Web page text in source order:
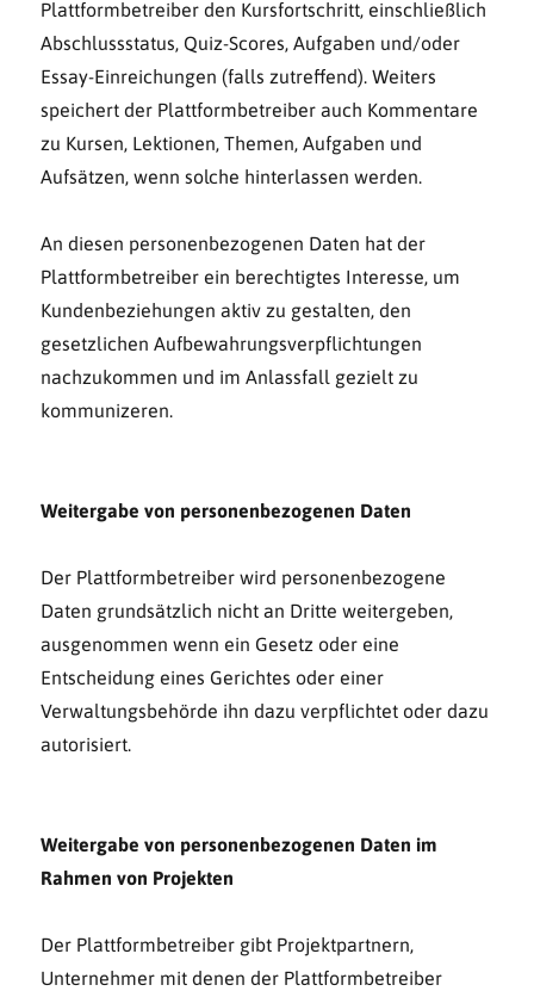
Plattformbetreiber den Kursfortschritt, einschließlich
Abschlussstatus, Quiz-Scores, Aufgaben und/oder
Essay-Einreichungen (falls zutreffend). Weiters
speichert der Plattformbetreiber auch Kommentare
zu Kursen, Lektionen, Themen, Aufgaben und
Aufsätzen, wenn solche hinterlassen werden.
An diesen personenbezogenen Daten hat der
Plattformbetreiber ein berechtigtes Interesse, um
Kundenbeziehungen aktiv zu gestalten, den
gesetzlichen Aufbewahrungsverpflichtungen
nachzukommen und im Anlassfall gezielt zu
kommunizeren.
Weitergabe von personenbezogenen Daten
Der Plattformbetreiber wird personenbezogene
Daten grundsätzlich nicht an Dritte weitergeben,
ausgenommen wenn ein Gesetz oder eine
Entscheidung eines Gerichtes oder einer
Verwaltungsbehörde ihn dazu verpflichtet oder dazu
autorisiert.
Weitergabe von personenbezogenen Daten im
Rahmen von Projekten
Der Plattformbetreiber gibt Projektpartnern,
Unternehmer mit denen der Plattformbetreiber